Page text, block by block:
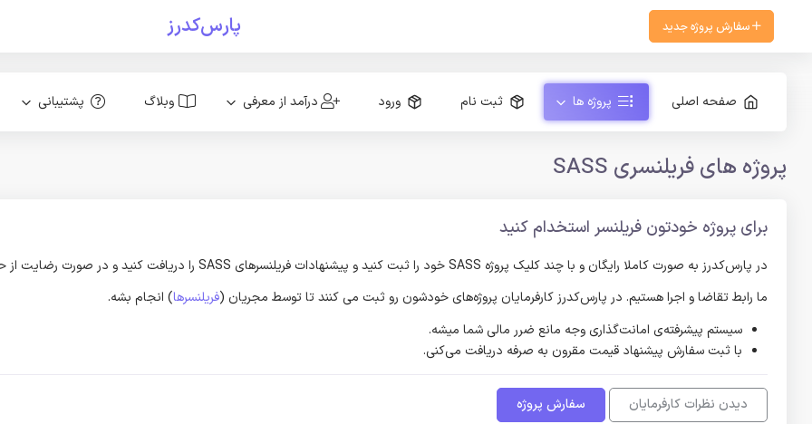
پارس‌کدرز سفارش پروژه جدید
صفحه اصلی پروژه ها ثبت نام ورود درآمد از معرفی وبلاگ پشتیبانی
پروژه های فریلنسری SASS
برای پروژه خودتون فریلنسر استخدام کنید
در پارس‌کدرز به صورت کاملا رایگان و با چند کلیک پروژه SASS خود را ثبت کنید و پیشنهادات فریلنسر‌های SASS را دریافت کنید و در صورت رضایت از حاصل کار، پرداخت را انجام دهید.
ما رابط تقاضا و اجرا هستیم. در پارس‌کدرز کارفرمایان پروژه‌های خودشون رو ثبت می کنند تا توسط مجریان (فریلنسرها) انجام بشه.
سیستم پیشرفته‌ی امانت‌گذاری وجه مانع ضرر مالی شما میشه.
با ثبت سفارش پیشنهاد قیمت مقرون به صرفه دریافت می‌کنی.
دیدن نظرات کارفرمایان سفارش پروژه